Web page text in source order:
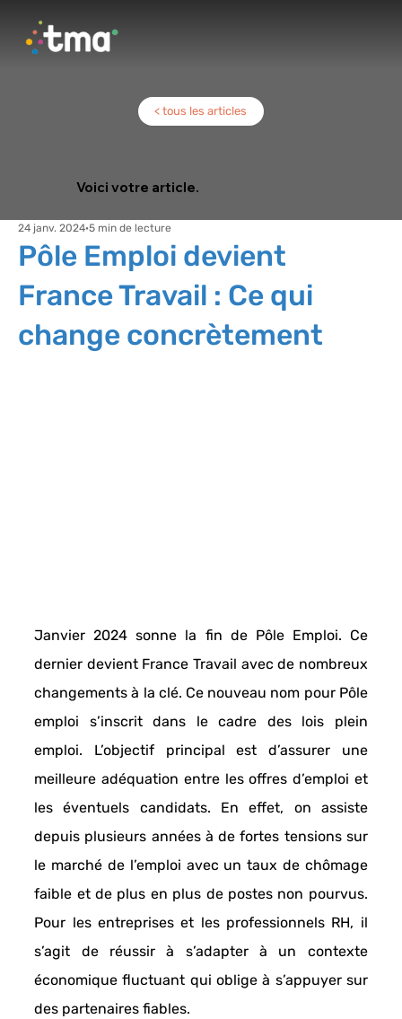
Voici votre article.
< tous les articles
Pôle Emploi devient
France Travail : Ce qui
change concrètement
24 janv. 2024 5 min de lecture
Janvier 2024 sonne la fin de Pôle Emploi. Ce
dernier devient France Travail avec de nombreux
changements à la clé. Ce nouveau nom pour Pôle
emploi s’inscrit dans le cadre des lois plein
emploi.
L’objectif principal est d’assurer une
meilleure adéquation entre les offres d’emploi et
les éventuels candidats. En effet, on assiste
depuis plusieurs années à de fortes tensions sur
le marché de l’emploi avec un taux de chômage
Pour les entreprises et les professionnels RH, il
s’agit de réussir à s’adapter à un contexte
économique fluctuant qui oblige à s’appuyer sur
des partenaires fiables.